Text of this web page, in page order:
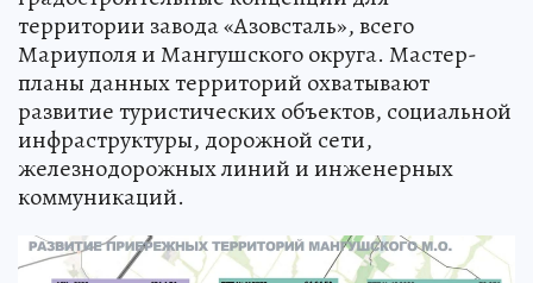
территории завода «Азовсталь», всего
Мариуполя и Мангушского округа. Мастер-
планы данных территорий охватывают
развитие туристических объектов, социальной
инфраструктуры, дорожной сети,
железнодорожных линий и инженерных
коммуникаций.